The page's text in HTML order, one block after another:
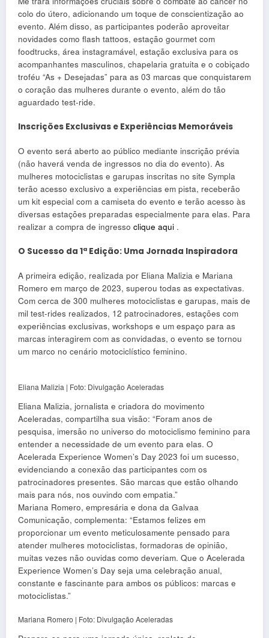
colo do útero, adicionando um toque de conscientização ao
evento. Além disso, as participantes poderão aproveitar
novidades como flash tattoos, estação gourmet com
foodtrucks, área instagramável, estação exclusiva para os
acompanhantes masculinos, chapelaria gratuita e o cobiçado
troféu “As + Desejadas” para as 03 marcas que conquistarem
o coração das mulheres durante o evento, além do tão
aguardado test-ride.
Inscrições Exclusivas e Experiências Memoráveis
O evento será aberto ao público mediante inscrição prévia
(não haverá venda de ingressos no dia do evento). As
mulheres motociclistas e garupas inscritas no site Sympla
terão acesso exclusivo a experiências em pista, receberão
um kit especial com a camiseta do evento e terão acesso às
diversas estações preparadas especialmente para elas. Para
realizar a compra de ingresso clique aqui .
O Sucesso da 1ª Edição: Uma Jornada Inspiradora
A primeira edição, realizada por Eliana Malizia e Mariana
Romero em março de 2023, superou todas as expectativas.
Com cerca de 300 mulheres motociclistas e garupas, mais de
mil test-rides realizados, 12 patrocinadores, estações com
experiências exclusivas, workshops e um espaço para as
marcas interagirem com as convidadas, o evento se tornou
um marco no cenário motociclístico feminino.
Eliana Malizia | Foto: Divulgação Aceleradas
Eliana Malizia, jornalista e criadora do movimento
Aceleradas, compartilha sua visão: “Foram anos de
pesquisa, imersão no universo do motociclismo feminino para
entender a necessidade de um evento para elas. O
Acelerada Experience Women’s Day 2023 foi um sucesso,
evidenciando a conexão das participantes com os
patrocinadores presentes. São marcas que estão olhando
mais para nós, nos ouvindo com empatia.”
Mariana Romero, empresária e dona da Galvaa
Comunicação, complementa: “Estamos felizes em
proporcionar um evento meticulosamente pensado para
atender mulheres motociclistas, formadoras de opinião,
muitas vezes não ouvidas como deveriam. Que o Acelerada
Experience Women’s Day seja uma celebração anual,
constante e fascinante para ambos os públicos: marcas e
motociclistas.”
Mariana Romero | Foto: Divulgação Aceleradas